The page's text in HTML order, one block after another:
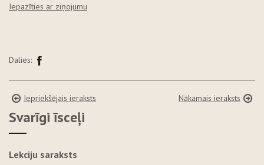
Iepazīties ar ziņojumu
Dalies:
Iepriekšējais ieraksts Nākamais ieraksts
Svarīgi īsceļi
Lekciju saraksts